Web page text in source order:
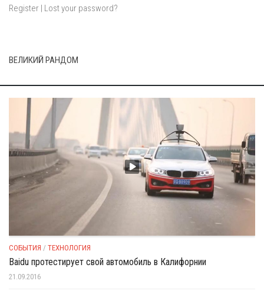
Register | Lost your password?
ВЕЛИКИЙ РАНДОМ
СОБЫТИЯ / ТЕХНОЛОГИЯ
Baidu протестирует свой автомобиль в Калифорнии
21.09.2016